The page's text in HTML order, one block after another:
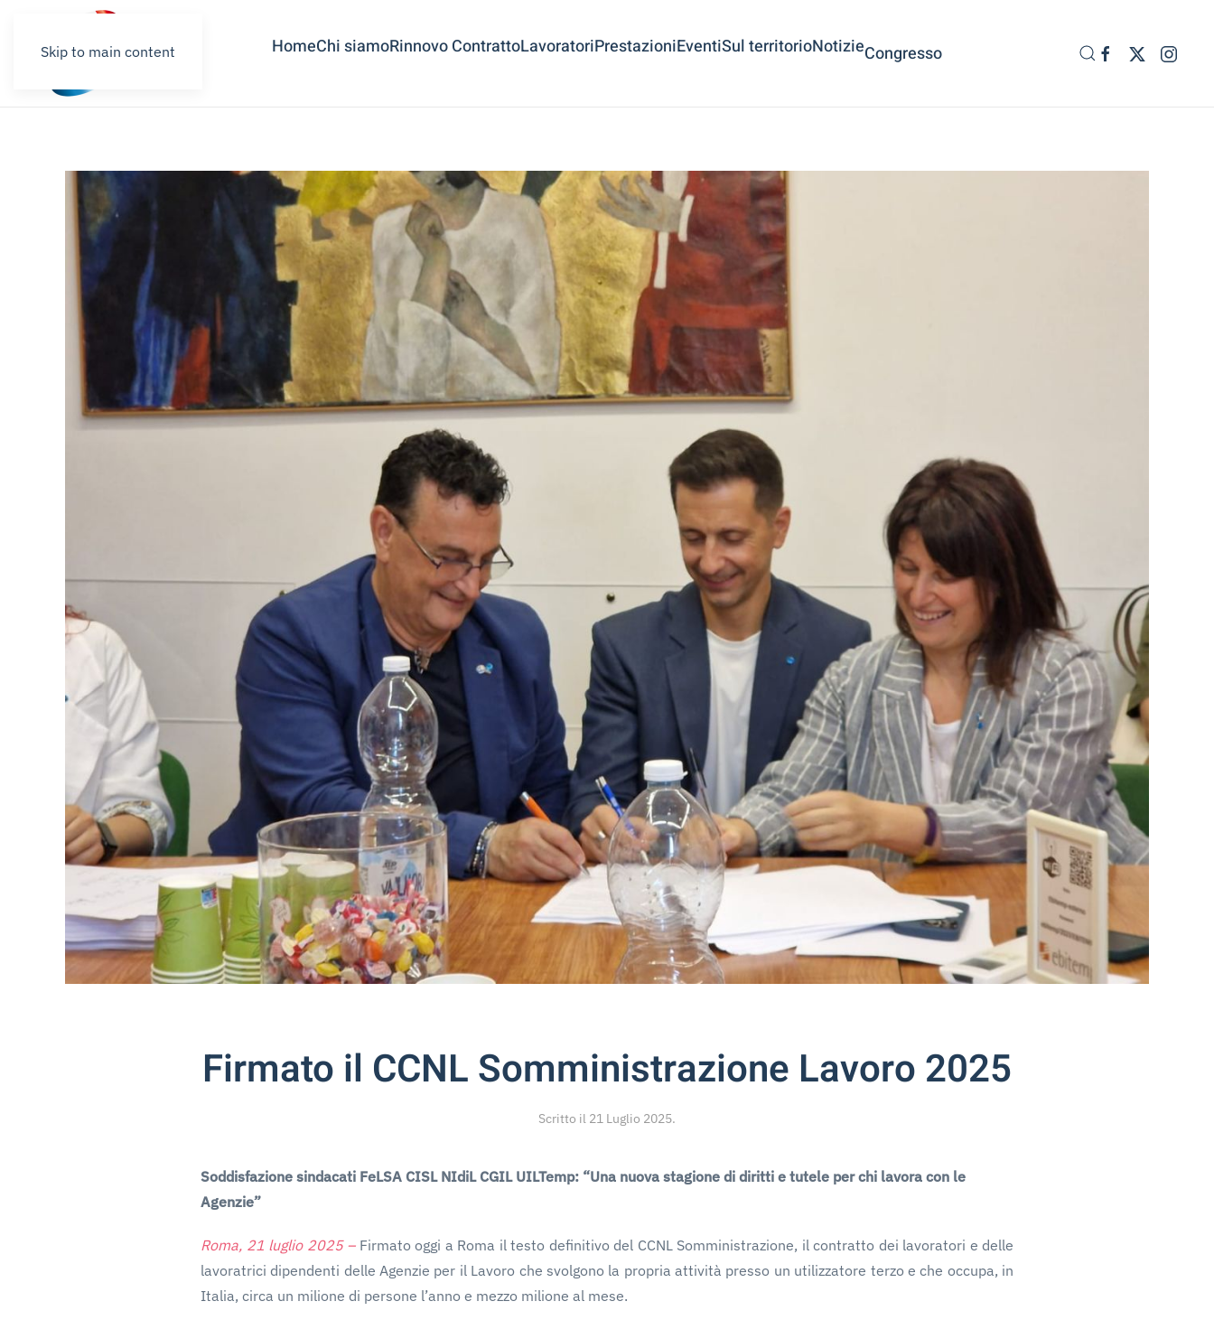
Skip to main content HomeChi siamoRinnovo ContrattoLavoratoriPrestazioniEventiSul territorioNotizieCongresso
Firmato il CCNL Somministrazione Lavoro 2025
Scritto il 21 Luglio 2025.
Soddisfazione sindacati FeLSA CISL NIdiL CGIL UILTemp: “Una nuova stagione di diritti e tutele per chi lavora con le
Agenzie”
Roma, 21 luglio 2025 –Firmato oggi a Roma il testo definitivo del CCNL Somministrazione, il contratto dei lavoratori e delle
lavoratrici dipendenti delle Agenzie per il Lavoro che svolgono la propria attività presso un utilizzatore terzo e che occupa, in
Italia, circa un milione di persone l’anno e mezzo milione al mese.